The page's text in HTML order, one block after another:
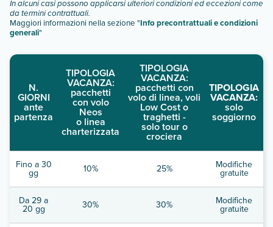
In alcuni casi possono applicarsi ulteriori condizioni ed eccezioni come
da termini contrattuali.
Maggiori informazioni nella sezione "Info precontrattuali e condizioni
generali"
N.
GIORNI
ante
partenza
TIPOLOGIA
VACANZA:
pacchetti
con volo
Neos
o linea
charterizzata
TIPOLOGIA
VACANZA:
pacchetti con
volo di linea, voli
Low Cost o
traghetti -
solo tour o
crociera
TIPOLOGIA
VACANZA:
solo
soggiorno
Fino a 30
gg 10% 25% Modifiche
gratuite
Da 29 a
20 gg 30% 30% Modifiche
gratuite